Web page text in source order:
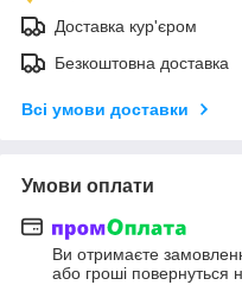
Доставка кур'єром
Безкоштовна доставка
Всі умови доставки
Умови оплати
Ви отримаєте
або гроші повернуться